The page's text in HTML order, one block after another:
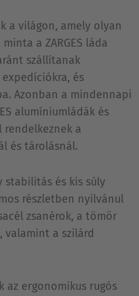
a világon, amely olyan
a ZARGES láda
szállítanak
és
Azonban a mindennapi
alumíniumládák és
rendelkeznek a
és tárolásnál.
stabilitás és kis súly
részletben nyilvánul
zsanérok, a tömör
valamint a szilárd
az ergonomikus rugós